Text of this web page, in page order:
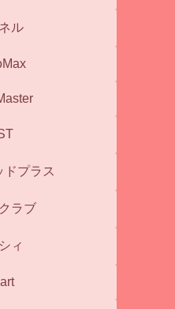
ル
ドプラス
ラブ
ィ